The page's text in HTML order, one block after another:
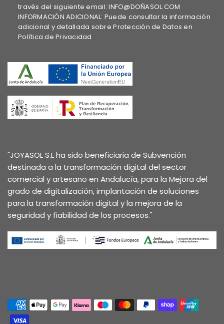
través del siguiente email: INFO@DOÑASOL.COM
INFORMACIÓN ADICIONAL: Puede consultar la información
adicional y detallada sobre Protección de Datos en
Política de Privacidad
"JOYASOL S.L ha sido beneficiaria de Subvención
destinada a la transformación digital del sector
comercial y artesano en Andalucía, para la Mejora del
grado de digitalización, implantación de soluciones
para la transformación digital y la mejora de la
seguridad y fiabilidad de los procesos."